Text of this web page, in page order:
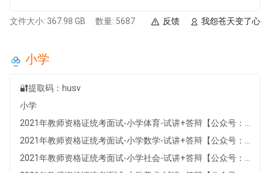
文件大小: 367.98 GB 数量: 5687 我怨苍天变了心
反馈
小学
🔐提取码：husv
小学